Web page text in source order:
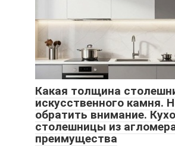
Какая толщина
искусственного камня.
обратить внимание.
столешницы из
преимущества